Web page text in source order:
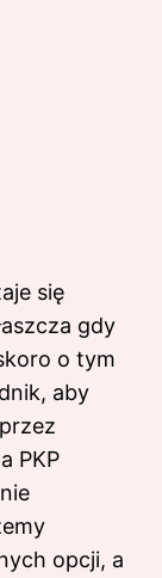
się
gdy
o tym
aby
PKP
opcji, a